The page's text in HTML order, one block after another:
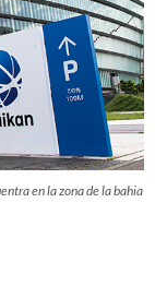
en la zona de la bahia